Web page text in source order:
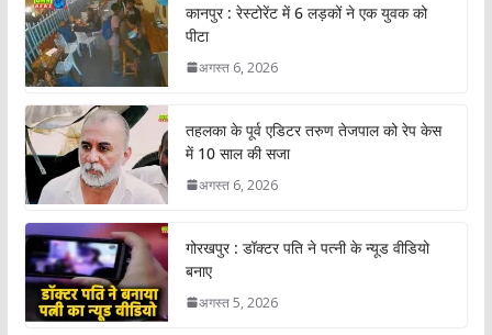
कानपुर : रेस्टोरेंट में 6 लड़कों ने एक युवक को
पीटा
अगस्त 6, 2026
तहलका के पूर्व एडिटर तरुण तेजपाल को रेप केस
में 10 साल की सजा
अगस्त 6, 2026
गोरखपुर : डॉक्टर पति ने पत्नी के न्यूड वीडियो
बनाए
अगस्त 5, 2026